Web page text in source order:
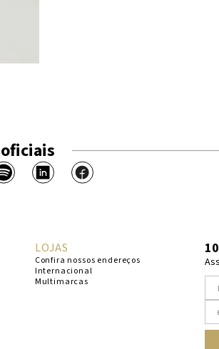
LOJAS
Confira nossos endereços
Internacional
Multimarcas